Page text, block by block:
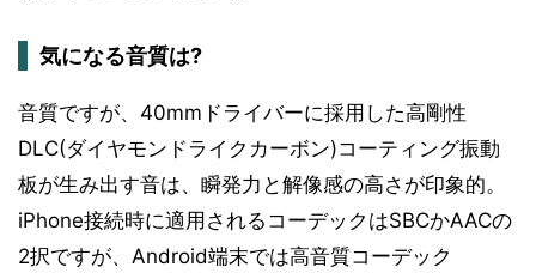
気になる音質は?
音質ですが、40mmドライバーに採用した高剛性
DLC(ダイヤモンドライクカーボン)コーティング振動
板が生み出す音は、瞬発力と解像感の高さが印象的。
iPhone接続時に適用されるコーデックはSBCかAACの
2択ですが、Android端末では高音質コーデック